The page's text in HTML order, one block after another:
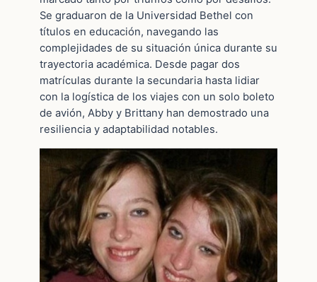
Se graduaron de la Universidad Bethel con
títulos en educación, navegando las
complejidades de su situación única durante su
trayectoria académica. Desde pagar dos
matrículas durante la secundaria hasta lidiar
con la logística de los viajes con un solo boleto
de avión, Abby y Brittany han demostrado una
resiliencia y adaptabilidad notables.